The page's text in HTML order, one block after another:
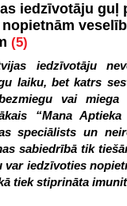
iedzīvotāju guļ
(5)
iedzīvotāju
laiku, bet katrs
vai miega
“Mana
speciālists un
sabiedrībā tik
iedzīvoties
tiek stiprināta